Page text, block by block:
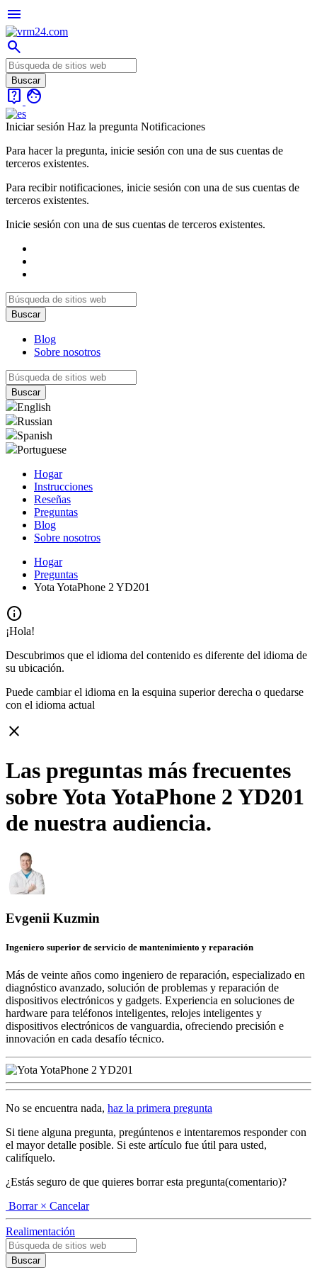
menu
search
live_help face
Iniciar sesión Haz la pregunta Notificaciones
Para hacer la pregunta, inicie sesión con una de sus cuentas de
terceros existentes.
Para recibir notificaciones, inicie sesión con una de sus cuentas de
terceros existentes.
Inicie sesión con una de sus cuentas de terceros existentes.
Blog
Sobre nosotros
English
Russian
Spanish
Portuguese
Hogar
Instrucciones
Reseñas
Preguntas
Blog
Sobre nosotros
Hogar
Preguntas
Yota YotaPhone 2 YD201
info
¡Hola!
Descubrimos que el idioma del contenido es diferente del idioma de
su ubicación.
Puede cambiar el idioma en la esquina superior derecha o quedarse
con el idioma actual
close
Las preguntas más frecuentes
sobre Yota YotaPhone 2 YD201
de nuestra audiencia.
Evgenii Kuzmin
Ingeniero superior de servicio de mantenimiento y reparación
Más de veinte años como ingeniero de reparación, especializado en
diagnóstico avanzado, solución de problemas y reparación de
dispositivos electrónicos y gadgets. Experiencia en soluciones de
hardware para teléfonos inteligentes, relojes inteligentes y
dispositivos electrónicos de vanguardia, ofreciendo precisión e
innovación en cada desafío técnico.
No se encuentra nada, haz la primera pregunta
Si tiene alguna pregunta, pregúntenos e intentaremos responder con
el mayor detalle posible. Si este artículo fue útil para usted,
califíquelo.
¿Estás seguro de que quieres borrar esta pregunta(comentario)?
Borrar × Cancelar
Realimentación